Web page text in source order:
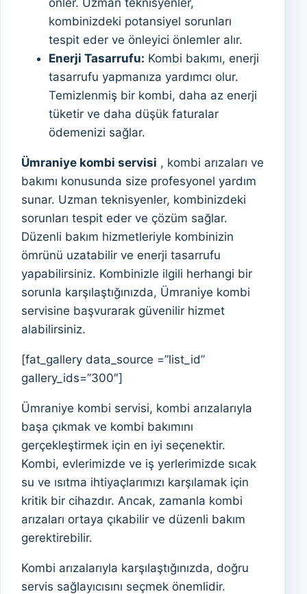
kombinizdeki potansiyel sorunları
tespit eder ve önleyici önlemler alır.
Enerji Tasarrufu: Kombi bakımı, enerji
tasarrufu yapmanıza yardımcı olur.
Temizlenmiş bir kombi, daha az enerji
tüketir ve daha düşük faturalar
ödemenizi sağlar.
Ümraniye kombi servisi , kombi arızaları ve
bakımı konusunda size profesyonel yardım
sunar. Uzman teknisyenler, kombinizdeki
sorunları tespit eder ve çözüm sağlar.
Düzenli bakım hizmetleriyle kombinizin
ömrünü uzatabilir ve enerji tasarrufu
yapabilirsiniz. Kombinizle ilgili herhangi bir
sorunla karşılaştığınızda, Ümraniye kombi
servisine başvurarak güvenilir hizmet
alabilirsiniz.
[fat_gallery data_source =”list_id”
gallery_ids=”300″]
Ümraniye kombi servisi, kombi arızalarıyla
başa çıkmak ve kombi bakımını
gerçekleştirmek için en iyi seçenektir.
Kombi, evlerimizde ve iş yerlerimizde sıcak
su ve ısıtma ihtiyaçlarımızı karşılamak için
kritik bir cihazdır. Ancak, zamanla kombi
arızaları ortaya çıkabilir ve düzenli bakım
gerektirebilir.
Kombi arızalarıyla karşılaştığınızda, doğru
servis sağlayıcısını seçmek önemlidir.